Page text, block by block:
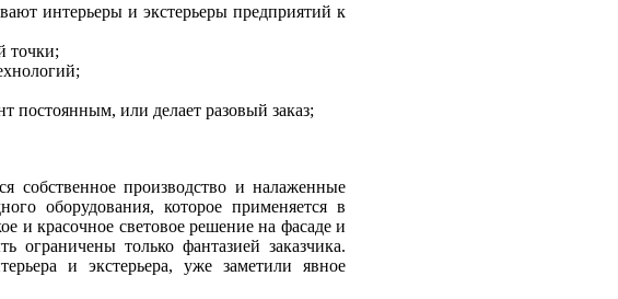
интерьеры и экстерьеры предприятий к
точки;
постоянным, или делает разовый заказ;
производство и налаженные
оборудования, которое применяется в
и красочное световое решение на фасаде и
только фантазией заказчика.
и экстерьера, уже заметили явное